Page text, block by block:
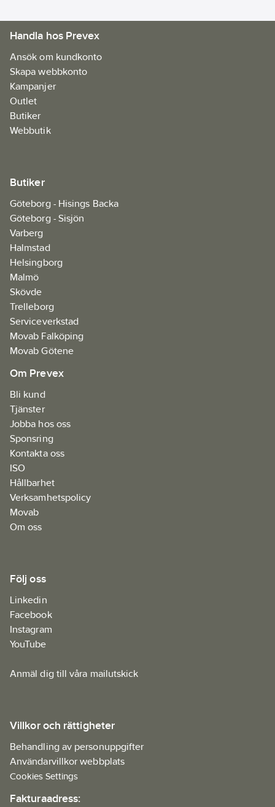
Handla hos Prevex
Ansök om kundkonto
Skapa webbkonto
Kampanjer
Outlet
Butiker
Webbutik
Butiker
Göteborg - Hisings Backa
Göteborg - Sisjön
Varberg
Halmstad
Helsingborg
Malmö
Skövde
Trelleborg
Serviceverkstad
Movab Falköping
Movab Götene
Om Prevex
Bli kund
Tjänster
Jobba hos oss
Sponsring
Kontakta oss
ISO
Hållbarhet
Verksamhetspolicy
Movab
Om oss
Följ oss
Linkedin
Facebook
Instagram
YouTube
Anmäl dig till våra mailutskick
Villkor och rättigheter
Behandling av personuppgifter
Användarvillkor webbplats
Cookies Settings
Fakturaadress: